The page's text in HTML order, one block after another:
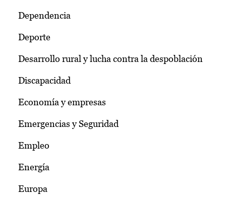
Dependencia
Deporte
Desarrollo rural y lucha contra la despoblación
Discapacidad
Economía y empresas
Emergencias y Seguridad
Empleo
Energía
Europa